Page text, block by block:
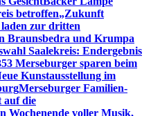
betroffen„Zukunft
zur dritten
Braunsbedra und Krumpa
Saalekreis: Endergebnis
Merseburger sparen beim
Kunstausstellung im
Merseburger Familien-
auf die
Wochenende voller Musik,